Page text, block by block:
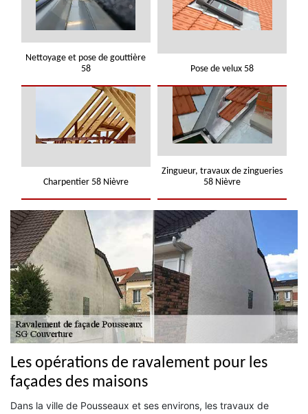
Nettoyage et pose de gouttière
58
Pose de velux 58
Charpentier 58 Nièvre
Zingueur, travaux de zingueries
58 Nièvre
Les opérations de ravalement pour les
façades des maisons
Dans la ville de Pousseaux et ses environs, les travaux de